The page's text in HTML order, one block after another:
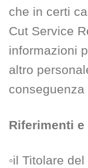
che in certi
Cut Service
informazioni
altro
Riferimenti
◦il Titolare